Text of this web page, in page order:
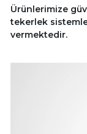
Ürünlerimize
tekerlek
vermektedir.